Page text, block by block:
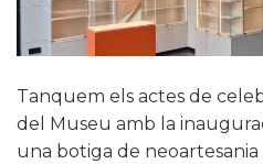
Tanquem els actes de
del Museu amb la
una botiga de neoartesania